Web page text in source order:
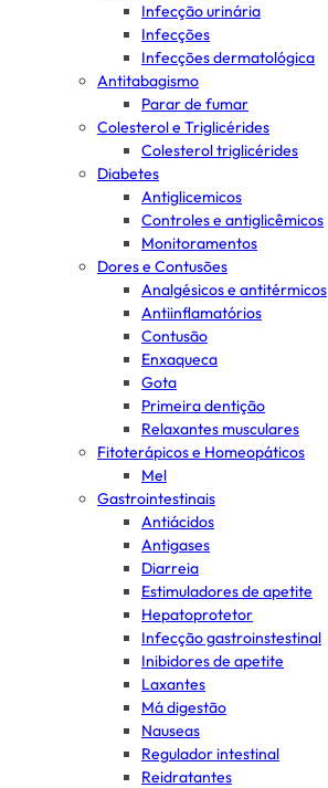
Infecção urinária
Infecções
Infecções dermatológica
Antitabagismo
Parar de fumar
Colesterol e Triglicérides
Colesterol triglicérides
Diabetes
Antiglicemicos
Controles e antiglicêmicos
Monitoramentos
Dores e Contusões
Analgésicos e antitérmicos
Antiinflamatórios
Contusão
Enxaqueca
Gota
Primeira dentição
Relaxantes musculares
Fitoterápicos e Homeopáticos
Mel
Gastrointestinais
Antiácidos
Antigases
Diarreia
Estimuladores de apetite
Hepatoprotetor
Infecção gastroinstestinal
Inibidores de apetite
Laxantes
Má digestão
Nauseas
Regulador intestinal
Reidratantes